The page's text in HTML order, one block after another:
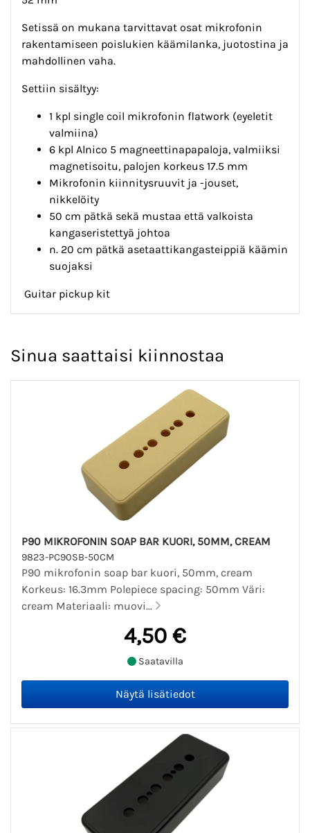
Setissä on mukana tarvittavat osat mikrofonin
rakentamiseen poislukien käämilanka, juotostina ja
mahdollinen vaha.
Settiin sisältyy:
1 kpl single coil mikrofonin flatwork (eyeletit
valmiina)
6 kpl Alnico 5 magneettinapapaloja, valmiiksi
magnetisoitu, palojen korkeus 17.5 mm
Mikrofonin kiinnitysruuvit ja -jouset,
nikkelöity
50 cm pätkä sekä mustaa että valkoista
kangaseristettyä johtoa
n. 20 cm pätkä asetaattikangasteippiä käämin
suojaksi
Guitar pickup kit
Sinua saattaisi kiinnostaa
P90 MIKROFONIN SOAP BAR KUORI, 50MM, CREAM
9823-PC90SB-50CM
P90 mikrofonin soap bar kuori, 50mm, cream
Korkeus: 16.3mm Polepiece spacing: 50mm Väri:
cream Materiaali: muovi...
4,50 €
Saatavilla